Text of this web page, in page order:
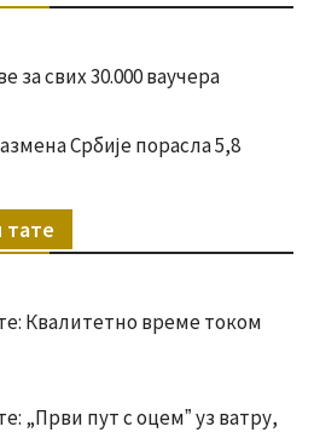
за свих 30.000 ваучера
Србије порасла 5,8
тате
Квалитетно време током
„Први пут с оцемˮ уз ватру,